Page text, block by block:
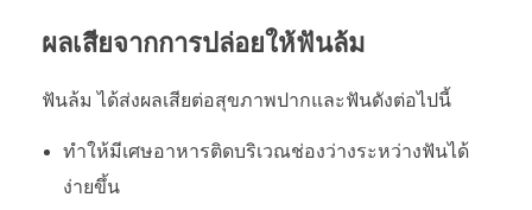
ผลเสียจากการปล่อยให้ฟันล้ม
ฟันล้ม ได้ส่งผลเสียต่อสุขภาพปากและฟันดังต่อไปนี้
ทำให้มีเศษอาหารติดบริเวณช่องว่างระหว่างฟันได้
ง่ายขึ้น